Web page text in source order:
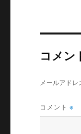
コメン
メールアドレ
コメント※